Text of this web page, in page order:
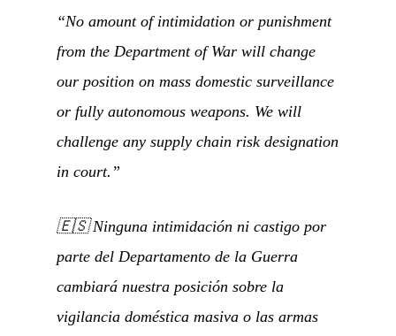
“No amount of intimidation or punishment
from the Department of War will change
our position on mass domestic surveillance
or fully autonomous weapons. We will
challenge any supply chain risk designation
in court.”
🇪🇸Ninguna intimidación ni castigo por
parte del Departamento de la Guerra
cambiará nuestra posición sobre la
vigilancia doméstica masiva o las armas